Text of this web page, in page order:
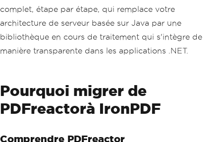
complet, étape par étape, qui remplace votre
architecture de serveur basée sur Java par une
bibliothèque en cours de traitement qui s'intègre de
manière transparente dans les applications .NET.
Pourquoi migrer de
PDFreactorà IronPDF
Comprendre PDFreactor